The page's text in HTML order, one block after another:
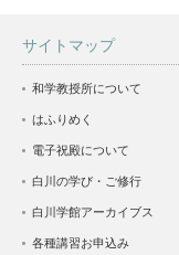
サイトマップ
和学教授所について
はふりめく
電子祝殿について
白川の学び・ご修行
白川学館アーカイブス
各種講習お申込み